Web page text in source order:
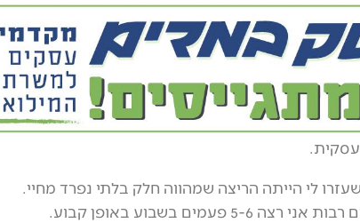
לי הייתה הריצה שמהווה חלק בלתי נפרד מחיי.
פעמים בשבוע באופן קבוע.